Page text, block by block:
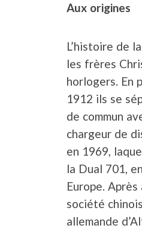
Aux origines
L’histoire de
les frères
horlogers. En
1912 ils se
de commun
chargeur de
en 1969,
la Dual 701,
Europe.
société
allemande